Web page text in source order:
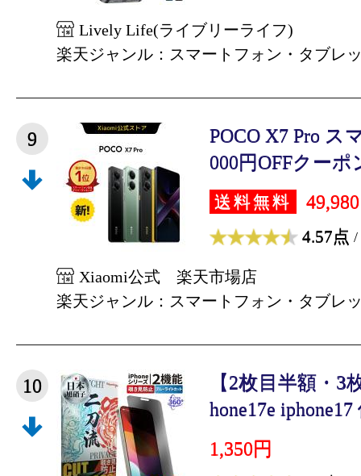
Lively Life(ライブリーライフ)
楽天ジャンル：スマートフォン・タブレ
9
POCO X7 Pro ス
000円OFFクーポ
送料無料
4.57点 /
Xiaomi公式 楽天市場店
楽天ジャンル：スマートフォン・タブレ
10
【2枚目半額・3
hone17e iphone17
1,350円